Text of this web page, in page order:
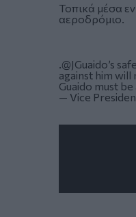
Τοπικά μέσα
αεροδρόμιο.
@JGuaido’s
against him
Guaido must
— Vice